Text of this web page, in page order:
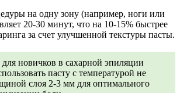
на одну зону (например, ноги или
20-30 минут, что на 10-15% быстрее
за счет улучшенной текстуры пасты.
для новичков в сахарной эпиляции
пасту с температурой не
слоя 2-3 мм для оптимального